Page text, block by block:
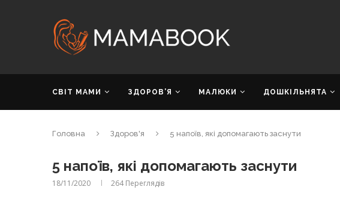
СВІТ МАМИ ЗДОРОВ’Я МАЛЮКИ ДОШКІЛЬНЯТА
Головна Здоров'я 5 напоїв, які допомагають заснути
5 напоїв, які допомагають заснути
18/11/2020 264Переглядів